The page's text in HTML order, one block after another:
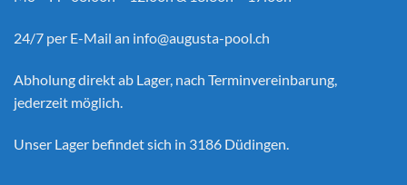
24/7 per E-Mail an info@augusta-pool.ch
Abholung direkt ab Lager, nach Terminvereinbarung,
jederzeit möglich.
Unser Lager befindet sich in 3186 Düdingen.